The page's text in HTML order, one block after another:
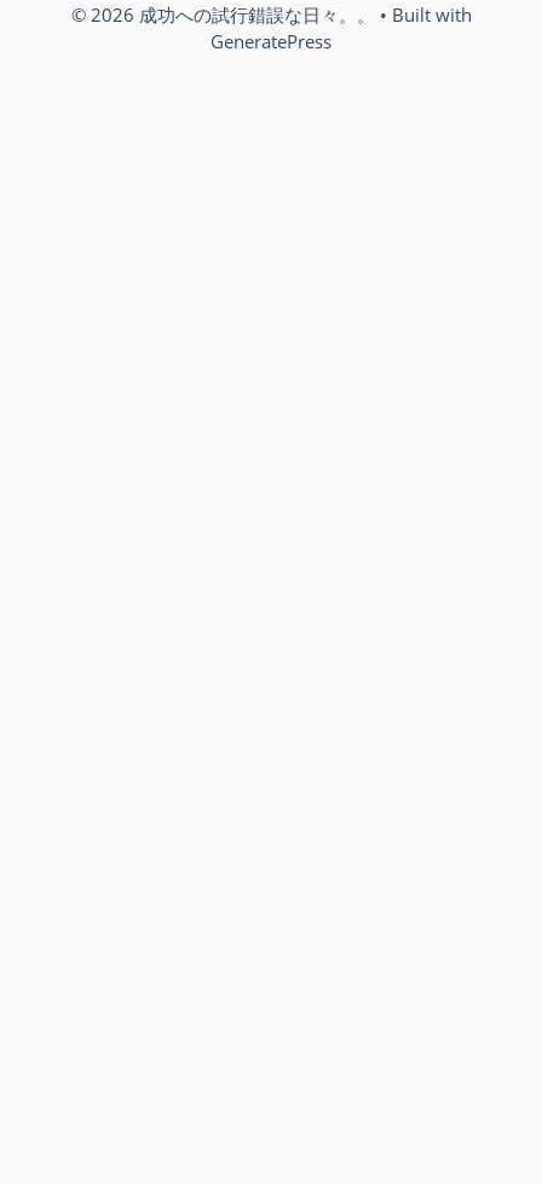
© 2026 成功への試行錯誤な日々。。
• Built with
GeneratePress